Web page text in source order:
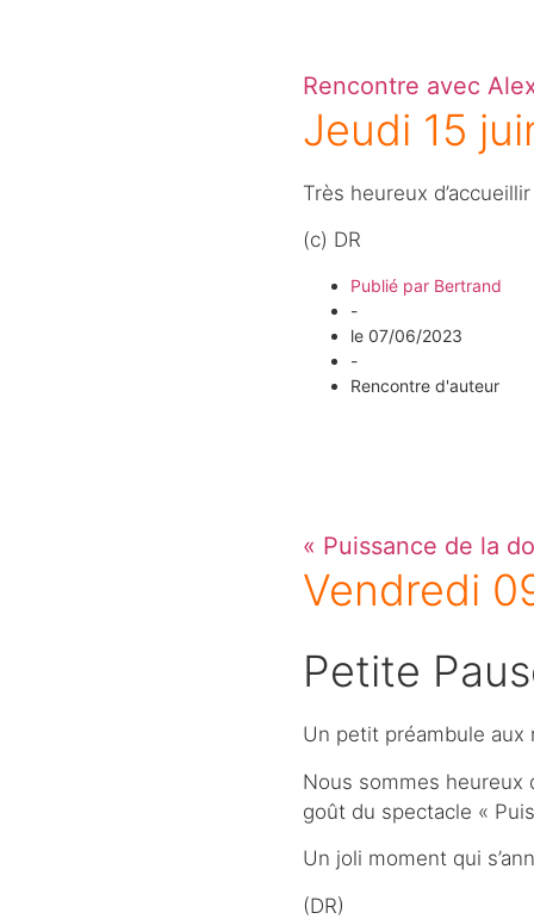
Rencontre avec
Jeudi 15
Très heureux
(c) DR
Publié parBertrand
-
le 07/06/2023
-
Rencontre d'auteur
« Puissance de la
Vendredi
Petite
Un petit préambule aux
Nous sommes heureux
goût du spectacle «
Un joli moment qui
(DR)